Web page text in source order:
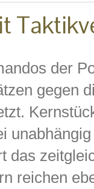
der
gegen
das
reichen